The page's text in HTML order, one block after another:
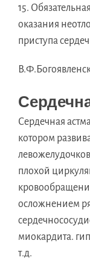
15.
оказания
приступа
Сердечная
котором
плохой
осложнением
миокардита.
т.д.